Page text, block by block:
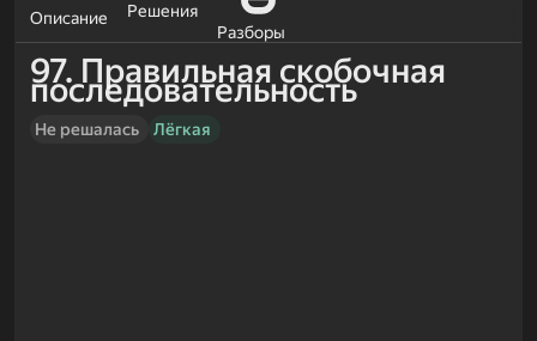
Описание
Решения
Разборы
97. Правильная скобочная
последовательность
Не решалась Лёгкая